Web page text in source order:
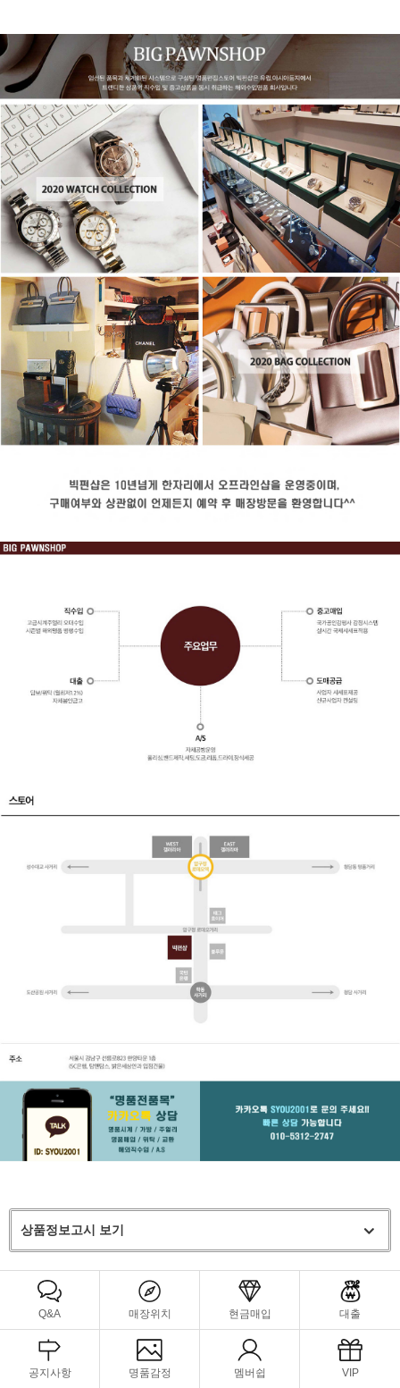
상품정보고시 보기
Q&A 매장위치 현금매입 대출
공지사항 명품감정 멤버쉽 VIP